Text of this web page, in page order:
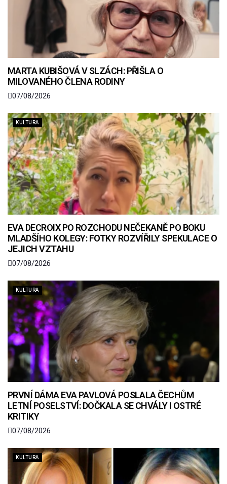
MARTA KUBIŠOVÁ V SLZÁCH: PŘIŠLA O
MILOVANÉHO ČLENA RODINY
07/08/2026
KULTURA
EVA DECROIX PO ROZCHODU NEČEKANĚ PO BOKU
MLADŠÍHO KOLEGY: FOTKY ROZVÍŘILY SPEKULACE O
JEJICH VZTAHU
07/08/2026
KULTURA
PRVNÍ DÁMA EVA PAVLOVÁ POSLALA ČECHŮM
LETNÍ POSELSTVÍ: DOČKALA SE CHVÁLY I OSTRÉ
KRITIKY
07/08/2026
KULTURA